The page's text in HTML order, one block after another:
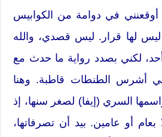
أوقعنني في دوامة من الكوابيس
لها قرار. ليس قصدي، والله
لكني بصدد رواية ما حدث مع
هي أشرس الطنطات قاطبة. وهنا
السري (إيفا) لصغر سنها، إذ
بعام أو عامين. بيد أن تصرفاتها،